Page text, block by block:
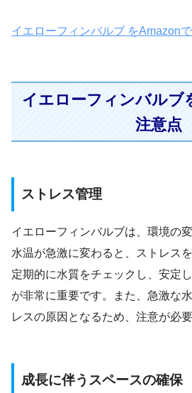
イエローフィンバルブ をAmazon
イエローフィンバルブ
注意点
ストレス管理
イエローフィンバルブは、環境の
水温が急激に変わると、ストレス
定期的に水質をチェックし、安定
が非常に重要です。また、急激な
レスの原因となるため、注意が必要
成長に伴うスペースの確保